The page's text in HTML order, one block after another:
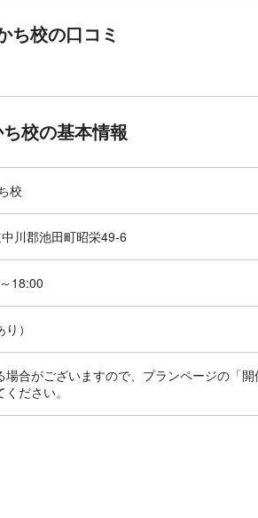
ち校の口コミ
校の基本情報
校
川郡池田町昭栄49-6
18:00
）
場合がございますので、プランページの「開
ださい。